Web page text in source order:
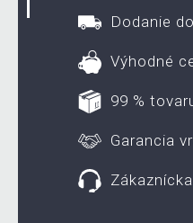
Dodanie
Výhodné
99 %
Garancia